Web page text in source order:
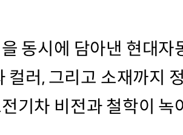
동시에 담아낸 현대자
러, 그리고 소재까지
기차 비전과 철학이 녹